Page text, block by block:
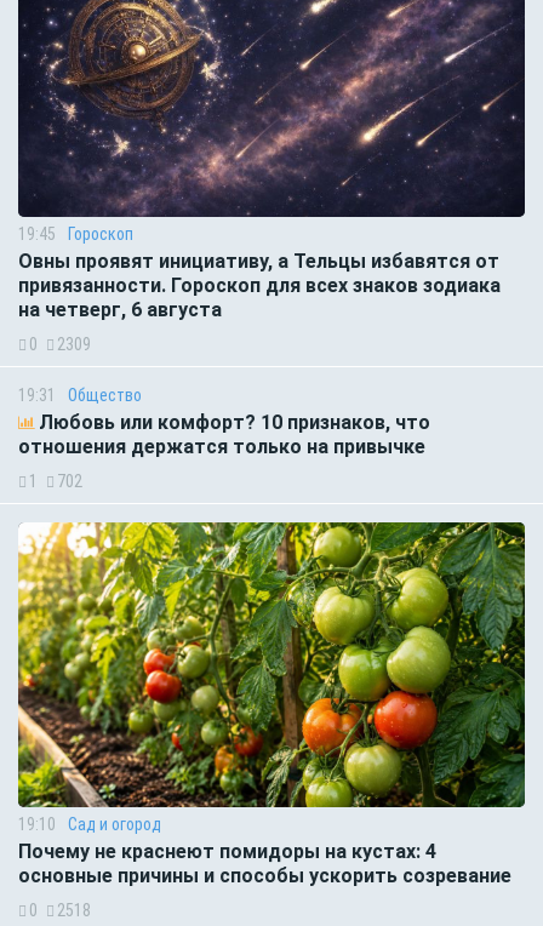
19:45 Гороскоп
Овны проявят инициативу, а Тельцы избавятся от
привязанности. Гороскоп для всех знаков зодиака
на четверг, 6 августа
0 2309
19:31 Общество
Любовь или комфорт? 10 признаков, что
отношения держатся только на привычке
1 702
19:10 Сад и огород
Почему не краснеют помидоры на кустах: 4
основные причины и способы ускорить созревание
0 2518